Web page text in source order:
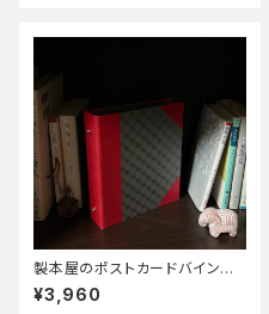
製本屋のポストカードバインダ
ー【コーネル装(タントセレクト)】
¥3,960